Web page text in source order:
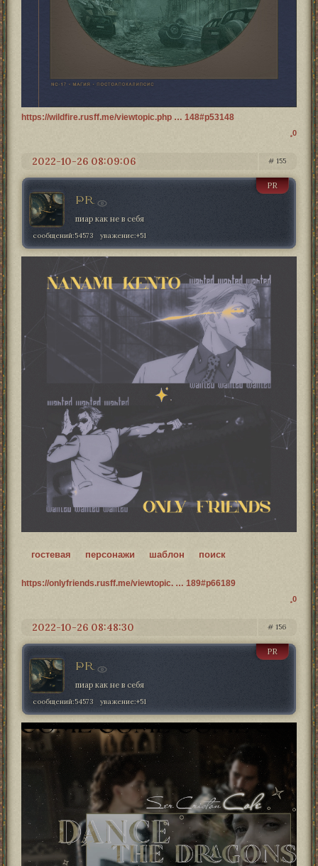
https://wildfire.rusff.me/viewtopic.php … 148#p53148
0
155
2022-10-26 08:09:06
PR
PR
пиар как не в себя
сообщений:54573 уважение:+51
гостевая персонажи шаблон поиск
https://onlyfriends.rusff.me/viewtopic. … 189#p66189
0
156
2022-10-26 08:48:30
PR
PR
пиар как не в себя
сообщений:54573 уважение:+51